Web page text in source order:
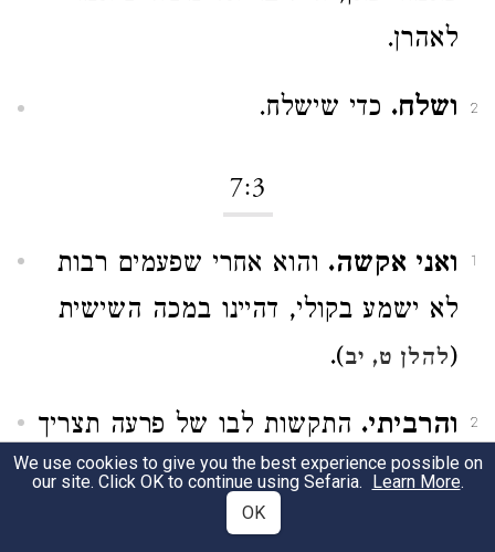
לאהרן.
2 ושלח. כדי שישלח.
7:3
1 ואני אקשה. והוא אחרי שפעמים רבות
לא ישמע בקולי, דהיינו במכה השישית
(להלן ט, יב).
2 והרביתי. התקשות לבו של פרעה תצריך
אותות ומופתים רבים.
הנסים הם אותות
We use cookies to give you the best experience possible on
our site. Click OK to continue using Sefaria. Learn More.
OK